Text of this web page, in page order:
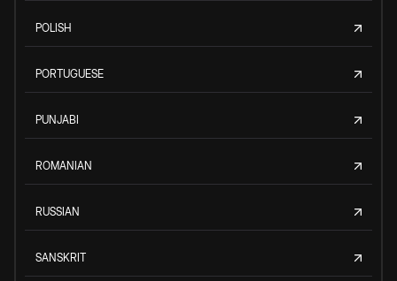
POLISH
PORTUGUESE
PUNJABI
ROMANIAN
RUSSIAN
SANSKRIT